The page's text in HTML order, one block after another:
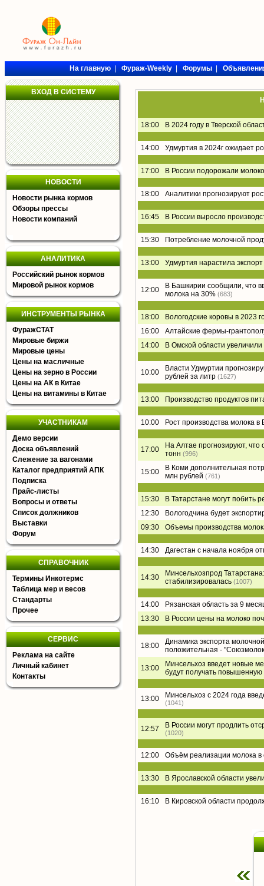
На главную|Фураж-Weekly|Форумы|
ВХОД В СИСТЕМУ
НОВОСТИ
Новости рынка кормов
Обзоры прессы
Новости компаний
АНАЛИТИКА
Российский рынок кормов
Мировой рынок кормов
ИНСТРУМЕНТЫ РЫНКА
ФуражСТАТ
Мировые биржи
Мировые цены
Цены на масличные
Цены на зерно в России
Цены на АК в Китае
Цены на витамины в Китае
УЧАСТНИКАМ
Демо версии
Доска объявлений
Слежение за вагонами
Каталог предприятий АПК
Подписка
Прайс-листы
Вопросы и ответы
Список должников
Выставки
Форум
СПРАВОЧНИК
Термины Инкотермс
Таблица мер и весов
Стандарты
Прочее
СЕРВИС
Реклама на сайте
Личный кабинет
Контакты
18:00 В 2024 году в Тверской
14:00 Удмуртия в 2024г ожидает
17:00 В России подорожали
18:00 Аналитики прогнозируют
16:45 В России выросло
15:30 Потребление молочной
13:00 Удмуртия нарастила
12:00
В Башкирии сообщили, что
молока на 30% (683)
18:00
Вологодские коровы в 2023
16:00
Алтайские фермы-
14:00
В Омской области
10:00
Власти Удмуртии
рублей за литр (1627)
13:00 Производство продуктов
10:00 Рост производства молока
17:00
На Алтае прогнозируют,
тонн (996)
15:00
В Коми дополнительная
млн рублей (761)
15:30
В Татарстане могут побить
12:30
Вологодчина будет
09:30
Объемы производства
14:30 Дагестан с начала ноября
14:30
Минсельхозпрод
стабилизировалась (1007)
14:00
Рязанская область за 9
13:30
В России цены на молоко
18:00
Динамика экспорта
положительная -
13:00
Минсельхоз введет новые
будут получать
13:00 Минсельхоз с 2024 года
(1041)
12:57 В России могут продлить
(1020)
12:00 Объём реализации молока в
13:30 В Ярославской области
16:10 В Кировской области